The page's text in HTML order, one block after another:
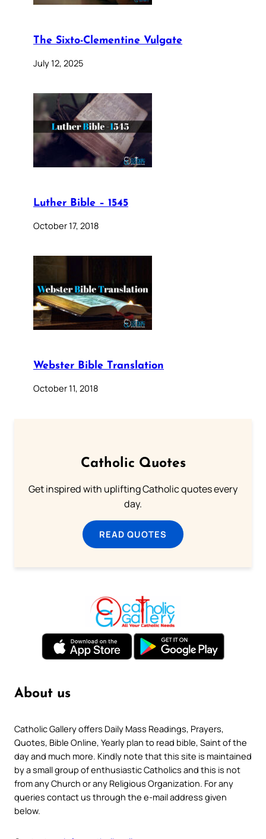
The Sixto-Clementine Vulgate
July 12, 2025
Luther Bible – 1545
October 17, 2018
Webster Bible Translation
October 11, 2018
Catholic Quotes
Get inspired with uplifting Catholic quotes every
day.
READ QUOTES
About us
Catholic Gallery offers Daily Mass Readings, Prayers,
Quotes, Bible Online, Yearly plan to read bible, Saint of the
day and much more. Kindly note that this site is maintained
by a small group of enthusiastic Catholics and this is not
from any Church or any Religious Organization. For any
queries contact us through the e-mail address given
below.